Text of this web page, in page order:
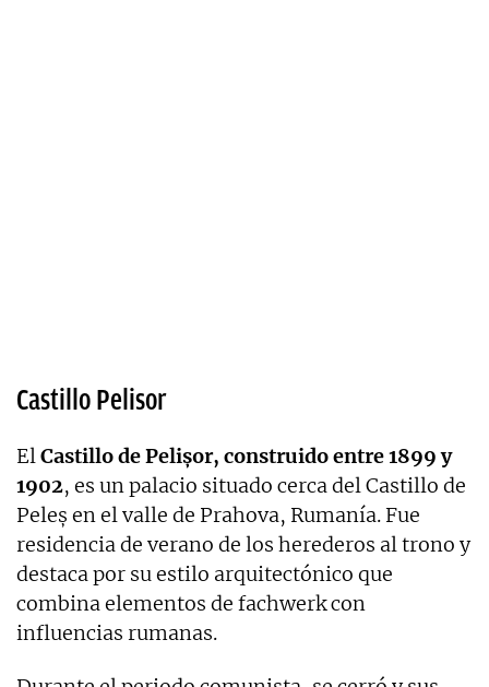
Castillo Pelisor
ElCastillo de Pelișor, construido entre 1899 y
1902, es un palacio situado cerca del Castillo de
Peleș en el valle de Prahova, Rumanía. Fue
residencia de verano de los herederos al trono y
destaca por su estilo arquitectónico que
combina elementos de fachwerk con
influencias rumanas.